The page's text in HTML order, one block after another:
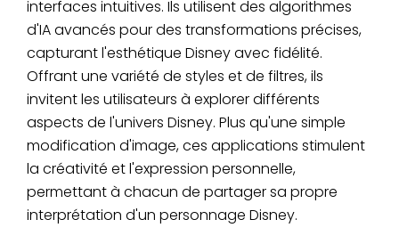
interfaces intuitives. Ils utilisent des algorithmes
d'IA avancés pour des transformations précises,
capturant l'esthétique Disney avec fidélité.
Offrant une variété de styles et de filtres, ils
invitent les utilisateurs à explorer différents
aspects de l'univers Disney. Plus qu'une simple
modification d'image, ces applications stimulent
la créativité et l'expression personnelle,
permettant à chacun de partager sa propre
interprétation d'un personnage Disney.